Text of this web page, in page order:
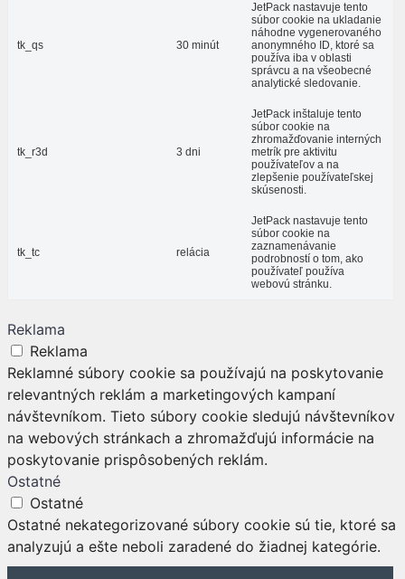
tk_qs 30 minút
JetPack nastavuje tento
súbor cookie na ukladanie
náhodne vygenerovaného
anonymného ID, ktoré sa
používa iba v oblasti
správcu a na všeobecné
analytické sledovanie.
tk_r3d 3 dni
JetPack inštaluje tento
súbor cookie na
zhromažďovanie interných
metrík pre aktivitu
používateľov a na
zlepšenie používateľskej
skúsenosti.
tk_tc relácia
JetPack nastavuje tento
súbor cookie na
zaznamenávanie
podrobností o tom, ako
používateľ používa
webovú stránku.
Reklama
Reklama
Reklamné súbory cookie sa používajú na poskytovanie
relevantných reklám a marketingových kampaní
návštevníkom. Tieto súbory cookie sledujú návštevníkov
na webových stránkach a zhromažďujú informácie na
poskytovanie prispôsobených reklám.
Ostatné
Ostatné
Ostatné nekategorizované súbory cookie sú tie, ktoré sa
analyzujú a ešte neboli zaradené do žiadnej kategórie.